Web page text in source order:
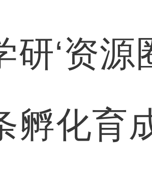
研‘资
孵化育